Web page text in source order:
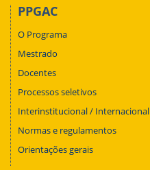
PPGAC
O Programa
Mestrado
Docentes
Processos seletivos
Interinstitucional / Internacional
Normas e regulamentos
Orientações gerais